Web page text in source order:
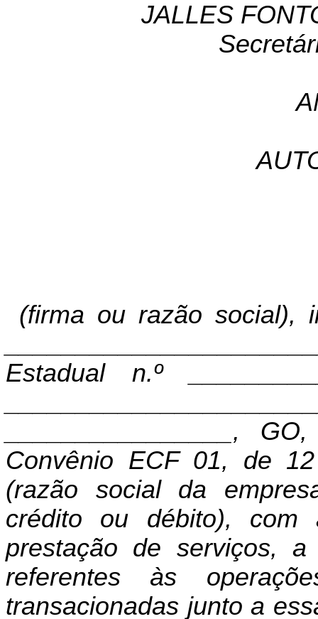
JALLES
(firma ou razão social),
Estadual n.º
________________,
Convênio ECF 01, de
(razão social da
crédito ou débito), com
prestação de serviços,
referentes às
transacionadas junto a